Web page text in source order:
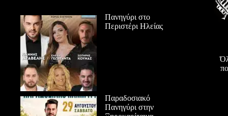
Πανηγύρι στο
Περιστέρι Ηλείας
Παραδοσιακό
Πανηγύρι στην